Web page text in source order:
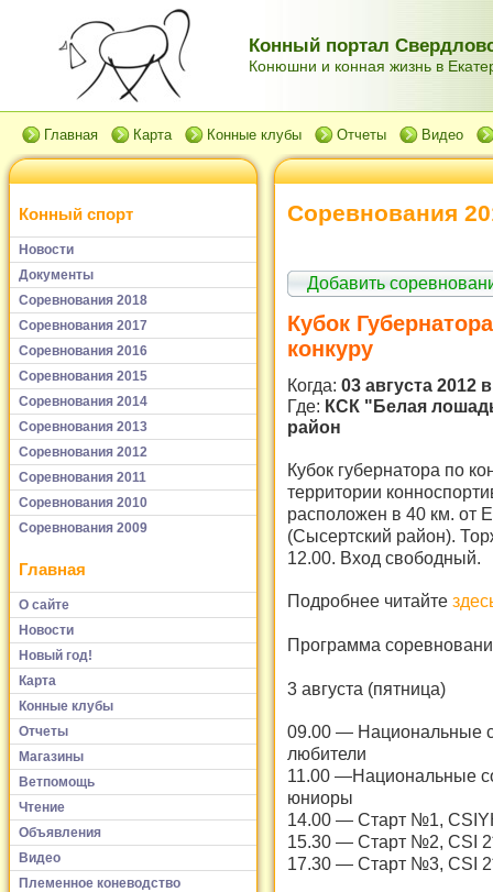
Конный портал
Конюшни и конная жизнь в
Главная Карта Конные клубы Отчеты Видео
Конный спорт
Новости
Документы
Соревнования 2018
Соревнования 2017
Соревнования 2016
Соревнования 2015
Соревнования 2014
Соревнования 2013
Соревнования 2012
Соревнования 2011
Соревнования 2010
Соревнования 2009
Главная
О сайте
Новости
Новый год!
Карта
Конные клубы
Отчеты
Магазины
Ветпомощь
Чтение
Объявления
Видео
Племенное коневодство
Соревнования
Добавить
Кубок
конкуру
Когда: 03 августа 2012
Где: КСК "Белая
район
Кубок губернатора по
территории
расположен в 40 км. от
(Сысертский район).
12.00. Вход свободный.
Подробнее читайте
Программа
3 августа (пятница)
09.00 — Национальные
любители
11.00 —Национальные
юниоры
14.00 — Старт №1,
15.30 — Старт №2, CSI
17.30 — Старт №3, CSI